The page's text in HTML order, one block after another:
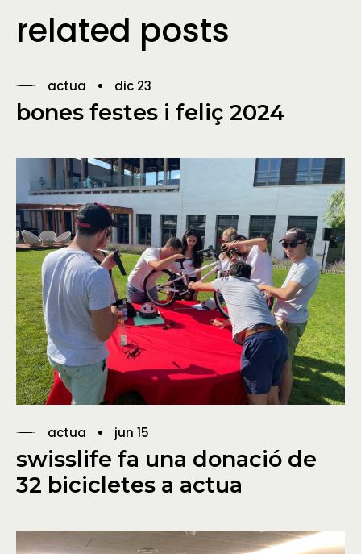
related posts
actua dic 23
bones festes i feliç 2024
actua jun 15
swisslife fa una donació de
32 bicicletes a actua